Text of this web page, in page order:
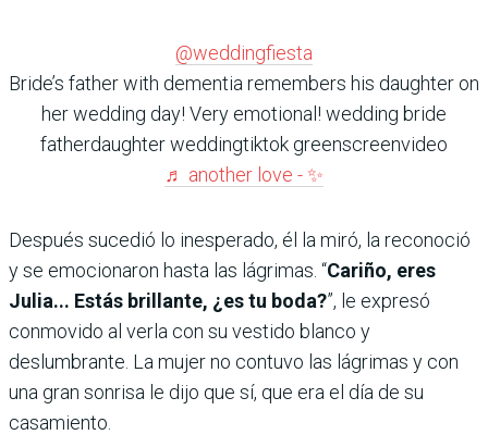
@weddingfiesta
Bride’s father with dementia remembers his daughter on
her wedding day! Very emotional! wedding bride
fatherdaughter weddingtiktok greenscreenvideo
♬ another love - ✨️
Después sucedió lo inesperado, él la miró, la reconoció
y se emocionaron hasta las lágrimas. “Cariño, eres
Julia... Estás brillante, ¿es tu boda?”, le expresó
conmovido al verla con su vestido blanco y
deslumbrante. La mujer no contuvo las lágrimas y con
una gran sonrisa le dijo que sí, que era el día de su
casamiento.